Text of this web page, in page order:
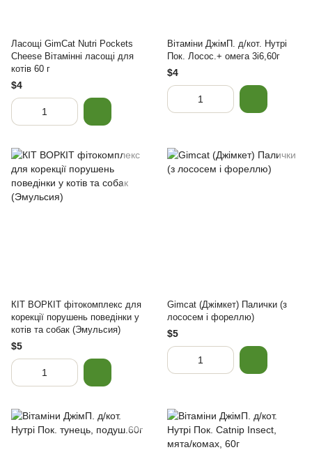
Ласощі GimCat Nutri Pockets
Cheese Вітамінні ласощі для
котів 60 г
$4
Вітаміни ДжімП. д/кот. Нутрі
Пок. Лосос.+ омега 3і6,60г
$4
КІТ ВОРКІТ фітокомплекс для
корекції порушень поведінки у
котів та собак (Эмульсия)
$5
Gimcat (Джімкет) Палички (з
лососем і фореллю)
$5